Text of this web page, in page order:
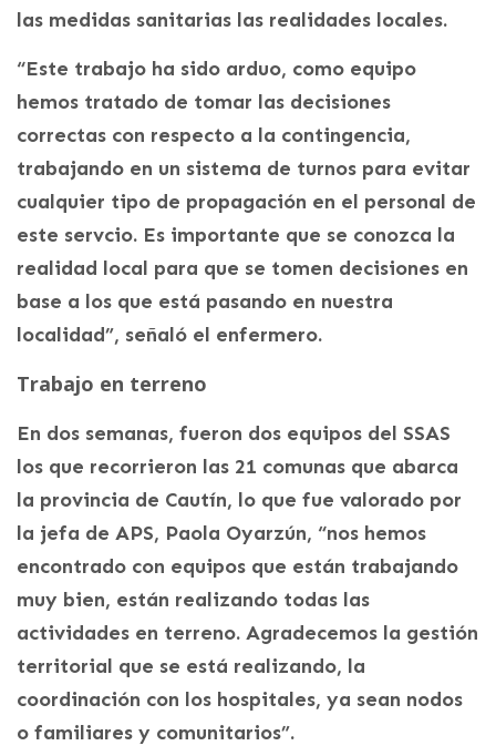
las medidas sanitarias las realidades locales.
“Este trabajo ha sido arduo, como equipo
hemos tratado de tomar las decisiones
correctas con respecto a la contingencia,
trabajando en un sistema de turnos para evitar
cualquier tipo de propagación en el personal de
este servcio. Es importante que se conozca la
realidad local para que se tomen decisiones en
base a los que está pasando en nuestra
localidad”, señaló el enfermero.
Trabajo en terreno
En dos semanas, fueron dos equipos del SSAS
los que recorrieron las 21 comunas que abarca
la provincia de Cautín, lo que fue valorado por
la jefa de APS, Paola Oyarzún, “nos hemos
encontrado con equipos que están trabajando
muy bien, están realizando todas las
actividades en terreno. Agradecemos la gestión
territorial que se está realizando, la
coordinación con los hospitales, ya sean nodos
o familiares y comunitarios”.